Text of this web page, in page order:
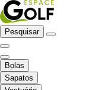
Pesquisar
Bolas
Sapatos